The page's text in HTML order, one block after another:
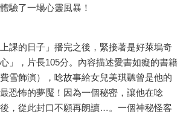
驗了一場心靈風暴！
的日子」播完之後，緊接著是好萊塢奇
」，片長105分。內容描述愛書如癡的書籍
雪飾演），唸故事給女兒美琪聽曾是他的
恐怖的夢魘！因為一個秘密，讓他在唸
後，從此封口不願再朗讀…。一個神秘怪客